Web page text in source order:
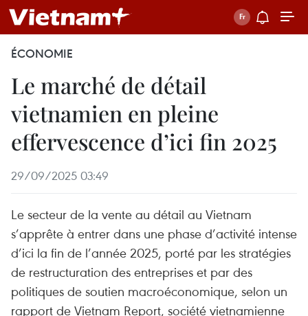
ÉCONOMIE
Le marché de détail
vietnamien en pleine
effervescence d’ici fin 2025
29/09/2025 03:49
Le secteur de la vente au détail au Vietnam
s’apprête à entrer dans une phase d’activité intense
d’ici la fin de l’année 2025, porté par les stratégies
de restructuration des entreprises et par des
politiques de soutien macroéconomique, selon un
rapport de Vietnam Report, société vietnamienne